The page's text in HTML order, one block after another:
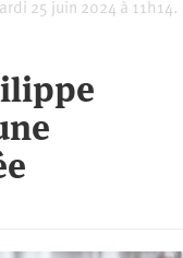
25 juin 2024 à 11h14.